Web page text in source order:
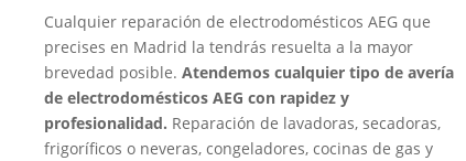
Cualquier reparación de electrodomésticos AEG que
precises en Madrid la tendrás resuelta a la mayor
brevedad posible. Atendemos cualquier tipo de avería
de electrodomésticos AEG con rapidez y
profesionalidad. Reparación de lavadoras, secadoras,
frigoríficos o neveras, congeladores, cocinas de gas y